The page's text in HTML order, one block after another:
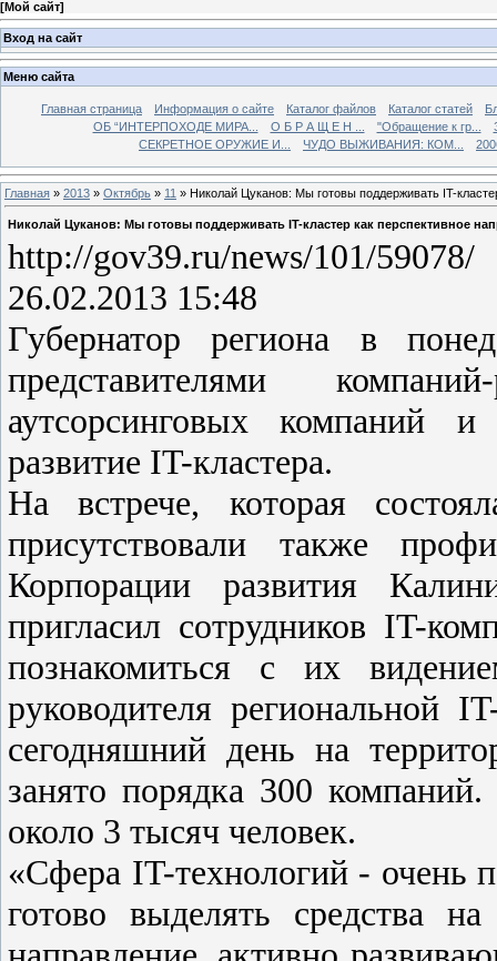
[Мой сайт]
Вход на сайт
Меню сайта
Главная страница Информация о сайте Каталог файлов Каталог статей
ОБ “ИНТЕРПОХОДЕ МИРА...
О Б Р А Щ Е Н ... "Обращение к гр...
СЕКРЕТНОЕ ОРУЖИЕ И...
ЧУДО ВЫЖИВАНИЯ: КОМ...
Главная » 2013 » Октябрь » 11 » Николай Цуканов: Мы готовы поддерживать IT-
Николай Цуканов: Мы готовы поддерживать IT-кластер как перспективное
http://gov39.ru/news/101/59078/
26.02.2013 15:48
Губернатор региона в
представителями
аутсорсинговых компаний
развитие IT-кластера.
На встрече, которая
присутствовали также
Корпорации развития
пригласил сотрудников IT-
познакомиться с их
руководителя региональной
сегодняшний день на
занято порядка 300
около 3 тысяч человек.
«Сфера IT-технологий - очень
готово выделять средства